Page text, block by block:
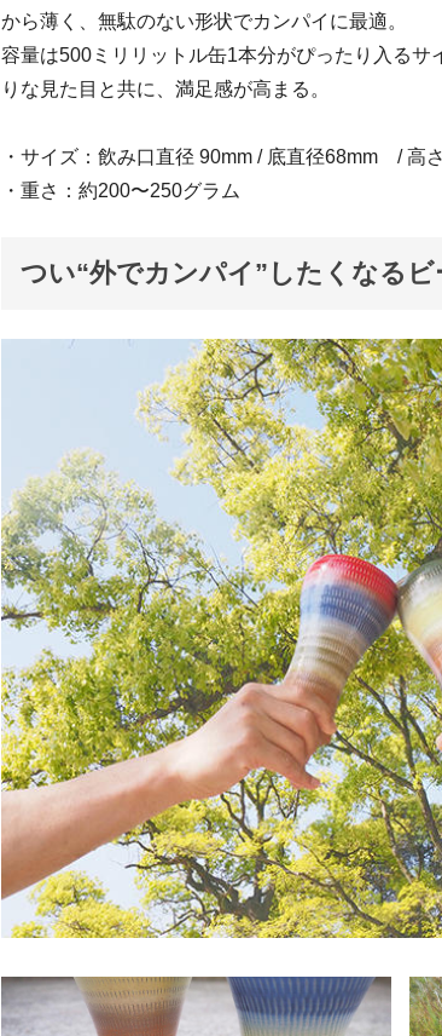
から薄く、無駄のない形状でカンパイに最適。
容量は500ミリリットル缶1本分がぴったり入る
りな見た目と共に、満足感が高まる。
・サイズ：飲み口直径 90mm / 底直径68mm / 高
・重さ：約200〜250グラム
つい“外でカンパイ”したくなるビ